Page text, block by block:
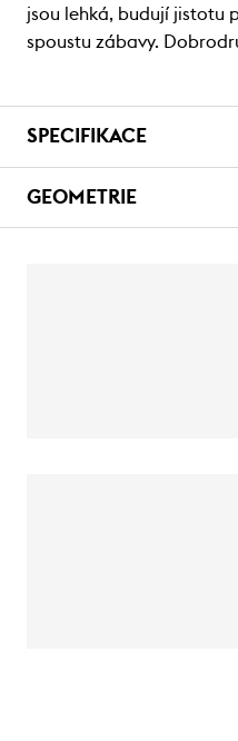
jsou lehká, budují jistotu
spoustu zábavy.
SPECIFIKACE
GEOMETRIE